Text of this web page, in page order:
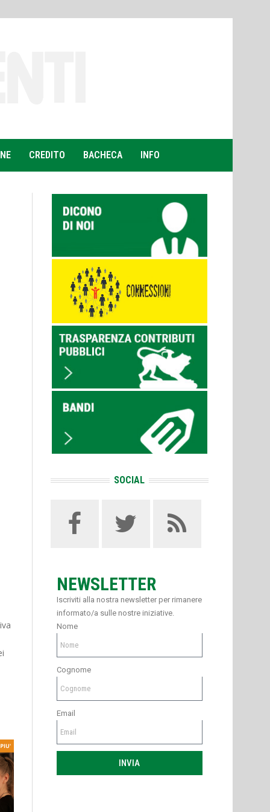
CREDITO BACHECA INFO
SOCIAL
NEWSLETTER
Iscriviti alla nostra newsletter per rimanere
informato/a sulle nostre iniziative.
Nome
Cognome
Email
INVIA